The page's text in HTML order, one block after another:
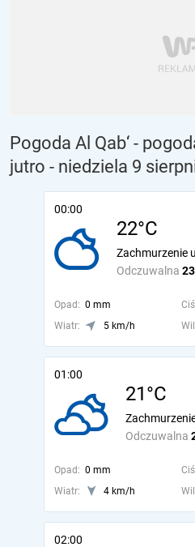
Pogoda Al Qab‘ -
jutro - niedziela 9
00:00
22°C
Odczuwalna
Zachmurzenie
Opad: 0 mm
Wiatr:
5 km/h
01:00
21°C
Odczuwalna
Opad: 0 mm
Wiatr:
4 km/h
02:00